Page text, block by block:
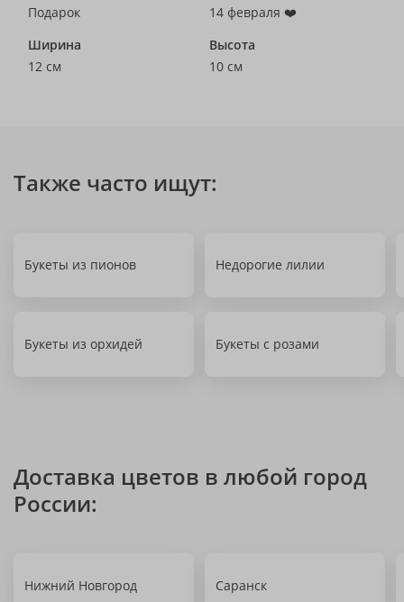
Подарок
14 февраля ❤️
Ширина
12 см
Высота
10 см
Также часто ищут:
Букеты из пионов Недорогие лилии
Букеты из орхидей Букеты с розами
Доставка цветов в любой город
России:
Нижний Новгород Саранск